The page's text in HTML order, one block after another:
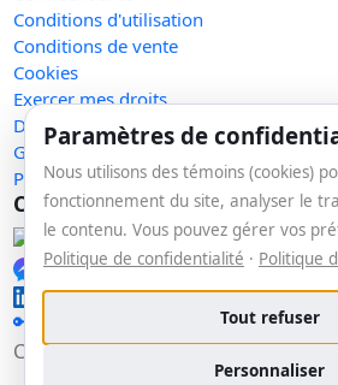
Conditions d'utilisation
Conditions de vente
Cookies
Exercer mes droits
Demande de retrait
Gérer les témoins
Plan du site
Communauté
Facebook
Messenger
LinkedIn
🔑 Se connecter
Copyright © 2026 La veille. Tous
Paramètres de
Nous utilisons des témoins (cookies)
fonctionnement du site, analyser le
le contenu. Vous pouvez gérer vos
Politique de confidentialité · Politique
Tout refuser
Personnaliser